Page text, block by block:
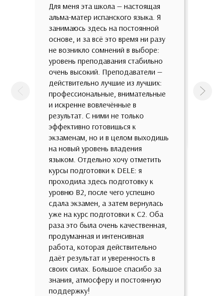
Для меня эта школа — настоящая
альма-матер испанского языка. Я
занимаюсь здесь на постоянной
основе, и за всё это время ни разу
не возникло сомнений в выборе:
уровень преподавания стабильно
очень высокий. Преподаватели —
действительно лучшие из лучших:
профессиональные, внимательные
и искренне вовлечённые в
результат. С ними не только
эффективно готовишься к
экзаменам, но и в целом выходишь
на новый уровень владения
языком. Отдельно хочу отметить
курсы подготовки к DELE: я
проходила здесь подготовку к
уровню B2, после чего успешно
сдала экзамен, а затем вернулась
уже на курс подготовки к C2. Оба
раза это была очень качественная,
продуманная и интенсивная
работа, которая действительно
даёт результат и уверенность в
своих силах. Большое спасибо за
знания, атмосферу и постоянную
поддержку!
Предыдущая